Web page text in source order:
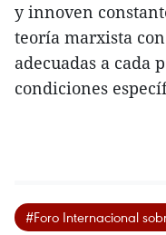
y innoven
teoría marxista
adecuadas a cada
condiciones
#Foro Internacional